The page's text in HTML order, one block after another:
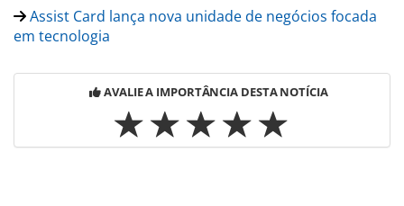
Assist Card lança nova unidade de negócios focada
em tecnologia
AVALIE A IMPORTÂNCIA DESTA NOTÍCIA